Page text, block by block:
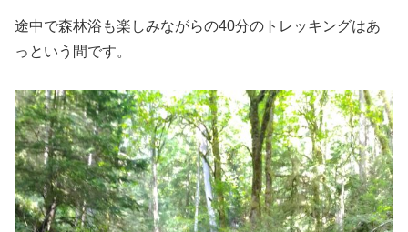
途中で森林浴も楽しみながらの40分のトレッキングはあ
っという間です。